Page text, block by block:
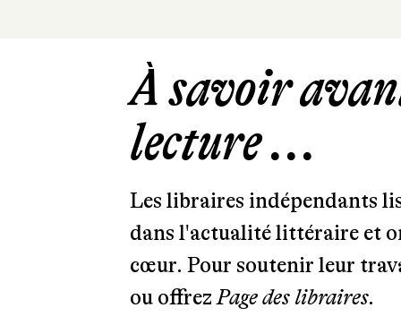
À savoir
lecture ...
Les libraires indépendants
dans l'actualité littéraire et
cœur. Pour soutenir leur
ou offrezPage des libraires.